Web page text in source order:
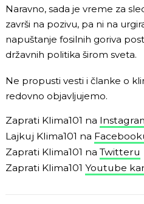
Naravno, sada je vreme za
završi na pozivu, pa ni na
napuštanje fosilnih goriva
državnih politika širom sveta.
Ne propusti vesti i članke o
redovno objavljujemo.
Zaprati Klima101 na
Lajkuj Klima101 na
Zaprati Klima101 na Twitteru
Zaprati Klima101 Youtube